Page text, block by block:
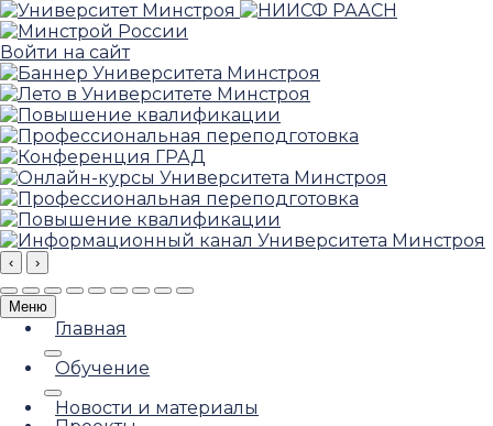
Войти на сайт
‹ ›
Меню
Главная
Обучение
Новости и материалы